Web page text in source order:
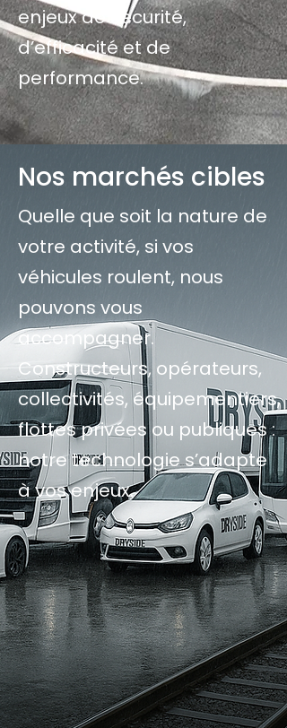
enjeux de sécurité,
d’efficacité et de
performance.
Nos marchés cibles
Quelle que soit la nature de
votre activité, si vos
véhicules roulent, nous
pouvons vous
accompagner.
Constructeurs, opérateurs,
collectivités, équipementiers,
flottes privées ou publiques :
notre technologie s’adapte
à vos enjeux.